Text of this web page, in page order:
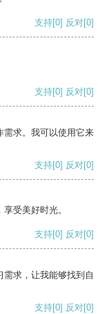
支持[0] 反对[0]
支持[0] 反对[0]
需求。我可以使用它来
支持[0] 反对[0]
受美好时光。
支持[0] 反对[0]
求，让我能够找到自
支持[0] 反对[0]